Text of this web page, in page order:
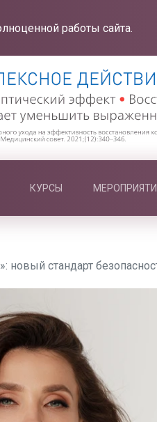
работы сайта.
КУРСЫ
новый стандарт